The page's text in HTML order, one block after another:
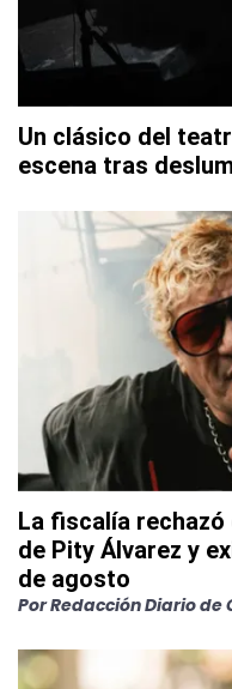
Un clásico del
escena tras
La fiscalía
de Pity Álvarez y
de agosto
PorRedacción Diario de